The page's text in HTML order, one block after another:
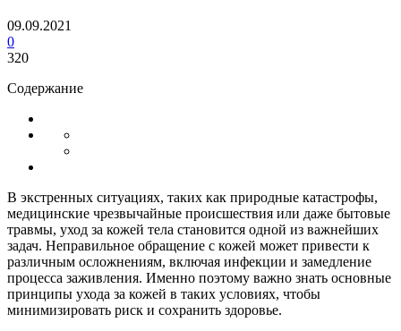
09.09.2021
0
320
Содержание
В экстренных ситуациях, таких как природные катастрофы,
медицинские чрезвычайные происшествия или даже бытовые
травмы, уход за кожей тела становится одной из важнейших
задач. Неправильное обращение с кожей может привести к
различным осложнениям, включая инфекции и замедление
процесса заживления. Именно поэтому важно знать основные
принципы ухода за кожей в таких условиях, чтобы
минимизировать риск и сохранить здоровье.